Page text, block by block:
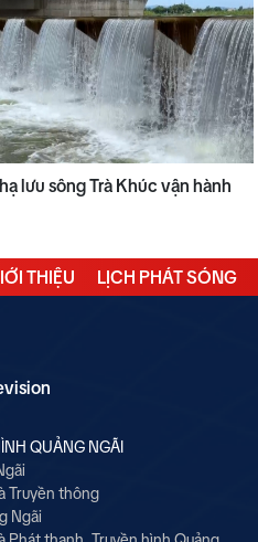
lưu sông Trà Khúc vận hành
THIỆU LỊCH PHÁT SÓNG
QUẢNG NGÃI
Truyền thông
Ngãi